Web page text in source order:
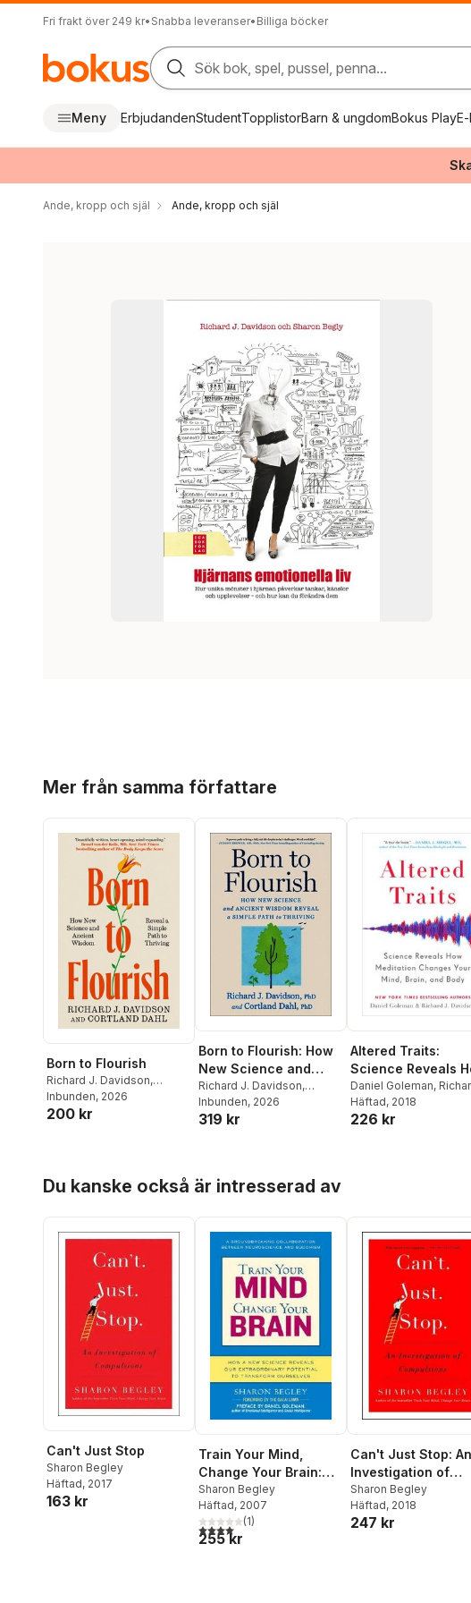
Fri frakt över 249 kr• Snabba leveranser• Billiga böcker
Sök bok, spel, pussel, penna...
Meny ErbjudandenStudentTopplistorBarn & ungdomBokus Play
Ande, kropp och själ Ande, kropp och själ
Mer från samma författare
Born to Flourish
Richard J. Davidson,
Cortland Dahl
Inbunden, 2026
200 kr
Born to Flourish: How
New Science and
Ancient Wisdom
Reveal a Simple Path
to Thriving
Richard J. Davidson,
Cortland Dahl
Inbunden, 2026
319 kr
Altered Traits:
Science Reveals
Meditation
Your Mind, Brain,
Body
Daniel Goleman,
Davidson
Häftad, 2018
226 kr
Du kanske också är intresserad av
Can't Just Stop
Sharon Begley
Häftad, 2017
163 kr
Train Your Mind,
Change Your Brain:
How a New Science
Reveals Our
Extraordinary
Potential to Transform
Sharon Begley
Häftad, 2007
4,0utav 5 stjärnor. Totalt antal röster:
(1)
255 kr
Can't Just Stop: An
Investigation of
Compulsions
Sharon Begley
Häftad, 2018
247 kr